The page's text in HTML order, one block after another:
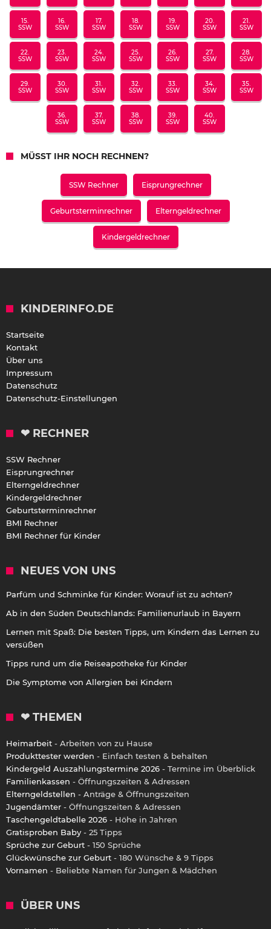
15.
SSW
16.
SSW
17.
SSW
18.
SSW
19.
SSW
20.
SSW
21.
SSW
22.
SSW
23.
SSW
24.
SSW
25.
SSW
26.
SSW
27.
SSW
28.
SSW
29.
SSW
30.
SSW
31.
SSW
32.
SSW
33.
SSW
34.
SSW
35.
SSW
36.
SSW
37.
SSW
38.
SSW
39.
SSW
40.
SSW
MÜSST IHR NOCH RECHNEN?
SSW Rechner Eisprungrechner
Geburtsterminrechner Elterngeldrechner
Kindergeldrechner
KINDERINFO.DE
Startseite
Kontakt
Über uns
Impressum
Datenschutz
Datenschutz-Einstellungen
❤ RECHNER
SSW Rechner
Eisprungrechner
Elterngeldrechner
Kindergeldrechner
Geburtsterminrechner
BMI Rechner
BMI Rechner für Kinder
NEUES VON UNS
Parfüm und Schminke für Kinder: Worauf ist zu achten?
Ab in den Süden Deutschlands: Familienurlaub in Bayern
Lernen mit Spaß: Die besten Tipps, um Kindern das Lernen zu
versüßen
Tipps rund um die Reiseapotheke für Kinder
Die Symptome von Allergien bei Kindern
❤ THEMEN
Heimarbeit - Arbeiten von zu Hause
Produkttester werden - Einfach testen & behalten
Kindergeld Auszahlungstermine 2026 - Termine im Überblick
Familienkassen - Öffnungszeiten & Adressen
Elterngeldstellen - Anträge & Öffnungszeiten
Jugendämter - Öffnungszeiten & Adressen
Taschengeldtabelle 2026 - Höhe in Jahren
Gratisproben Baby - 25 Tipps
Sprüche zur Geburt - 150 Sprüche
Glückwünsche zur Geburt - 180 Wünsche & 9 Tipps
Vornamen - Beliebte Namen für Jungen & Mädchen
ÜBER UNS